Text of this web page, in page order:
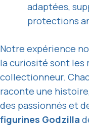
adaptées,
protections
Notre expérience
la curiosité sont les
collectionneur.
raconte une
des passionnés et
figurines Godzilla